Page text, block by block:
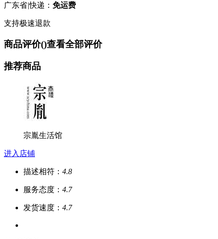
广东省|快递： 免运费
支持极速退款
商品评价()查看全部评价
推荐商品
宗胤生活馆
进入店铺
描述相符： 4.8
服务态度： 4.7
发货速度： 4.7